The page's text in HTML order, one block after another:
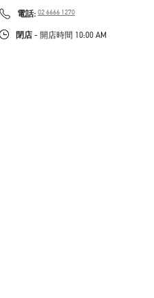
電話: PHONE
02 6666 1270
閉店 - 開店時間 10:00 AM